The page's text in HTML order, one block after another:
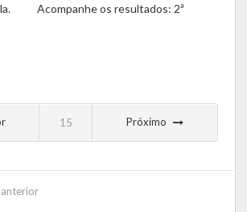
Acompanhe os resultados: 2ª
15 Próximo